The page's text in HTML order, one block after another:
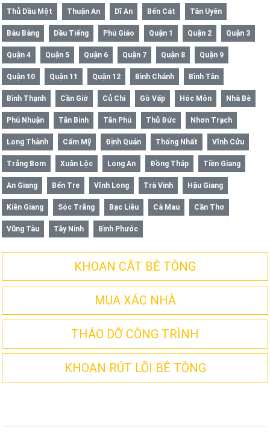
Thủ Dầu Một Thuận An Dĩ An Bến Cát Tân Uyên
Bàu Bàng Dầu Tiếng Phú Giáo Quận 1 Quận 2 Quận 3
Quận 4 Quận 5 Quận 6 Quận 7 Quận 8 Quận 9
Quận 10 Quận 11 Quận 12 Bình Chánh Bình Tân
Bình Thạnh Cần Giờ Củ Chi Gò Vấp Hóc Môn Nhà Bè
Phú Nhuận Tân Bình Tân Phú Thủ Đức Nhơn Trạch
Long Thành Cẩm Mỹ Định Quán Thống Nhất Vĩnh Cửu
Trảng Bom Xuân Lộc Long An Đồng Tháp Tiền Giang
An Giang Bến Tre Vĩnh Long Trà Vinh Hậu Giang
Kiên Giang Sóc Trăng Bạc Liêu Cà Mau Cần Thơ
Vũng Tàu Tây Ninh Bình Phước
KHOAN CẮT BÊ TÔNG
MUA XÁC NHÀ
THÁO DỠ CÔNG TRÌNH
KHOAN RÚT LÕI BÊ TÔNG